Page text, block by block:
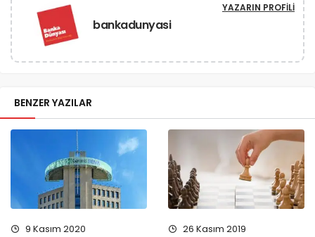
bankadunyasi
YAZARIN PROFILI
BENZER YAZILAR
9 Kasım 2020 26 Kasım 2019